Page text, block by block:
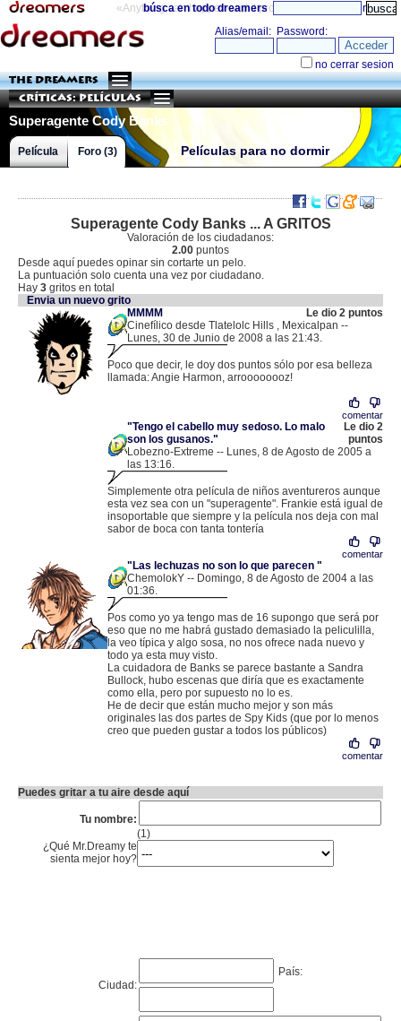
«Anything can happen and it probably will» directorio
búsca en todo dreamers
THE DREAMERS
Críticas: Películas
Superagente Cody Banks
Películas para no dormir
Película Foro (3)
Superagente Cody Banks ... A GRITOS
Valoración de los ciudadanos:
2.00 puntos
Desde aquí puedes opinar sin cortarte un pelo.
La puntuación solo cuenta una vez por ciudadano.
Hay 3 gritos en total
Envia un nuevo grito
MMMM
Le dio 2 puntos
Cinefílico desde Tlatelolc Hills , Mexicalpan --
Lunes, 30 de Junio de 2008 a las 21:43.
Poco que decir, le doy dos puntos sólo por esa belleza
llamada: Angie Harmon, arroooooooz!
comentar
"Tengo el cabello muy sedoso. Lo malo
son los gusanos."
Le dio 2
puntos
Lobezno-Extreme -- Lunes, 8 de Agosto de 2005 a
las 13:16.
Simplemente otra película de niños aventureros aunque
esta vez sea con un "superagente". Frankie está igual de
insoportable que siempre y la película nos deja con mal
sabor de boca con tanta tontería
comentar
"Las lechuzas no son lo que parecen "
ChemolokY -- Domingo, 8 de Agosto de 2004 a las
01:36.
Pos como yo ya tengo mas de 16 supongo que será por
eso que no me habrá gustado demasiado la peliculilla,
la veo típica y algo sosa, no nos ofrece nada nuevo y
todo ya esta muy visto.
La cuidadora de Banks se parece bastante a Sandra
Bullock, hubo escenas que diría que es exactamente
como ella, pero por supuesto no lo es.
He de decir que están mucho mejor y son más
originales las dos partes de Spy Kids (que por lo menos
creo que pueden gustar a todos los públicos)
comentar
Puedes gritar a tu aire desde aquí
Tu nombre:
(1)
¿Qué Mr.Dreamy te
sienta mejor hoy?
Ciudad:
País: